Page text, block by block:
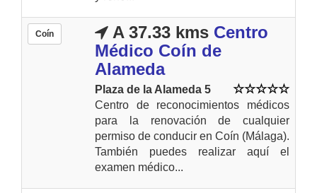
Coín A 37.33 kms Centro
Médico Coín de
Alameda
Plaza de la Alameda 5
Centro de reconocimientos médicos
para la renovación de cualquier
permiso de conducir en Coín (Málaga).
También puedes realizar aquí el
examen médico...